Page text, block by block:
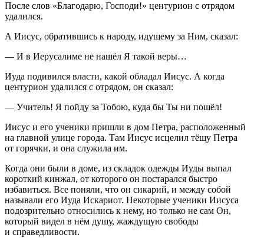
После слов «Благодарю, Господи!» центурион с отрядом
удалился.
А Иисус, обратившись к народу, идущему за Ним, сказал:
— И в Иерусалиме не нашёл Я такой веры…
Иуда подивился власти, какой обладал Иисус. А когда
центурион удалился с отрядом, он сказал:
— Учитель! Я пойду за Тобою, куда бы Ты ни пошёл!
Иисус и его ученики пришли в дом Петра, расположенный
на главной улице города. Там Иисус исцелил тёщу Петра
от горячки, и она служила им.
Когда они были в доме, из складок одежды Иуды выпал
короткий кинжал, от которого он постарался быстро
избавиться. Все поняли, что он сикарий, и между собой
называли его Иуда Искариот. Некоторые ученики Иисуса
подозрительно относились к нему, но только не сам Он,
который видел в нём душу, жаждущую свободы
и справедливости.